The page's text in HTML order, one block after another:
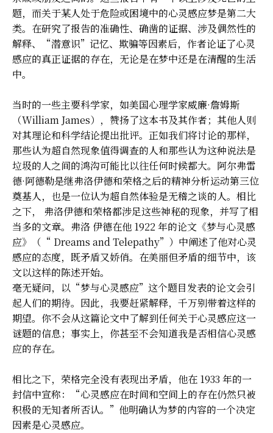
题，而关于某人处于危险或困境中的心灵感应梦是第二大
类。在研究了报告的准确性、确凿的证据、涉及偶然性的
解释、“潜意识”记忆、欺骗等因素后，作者论证了心灵
感应的真正证据的存在，无论是在梦中还是在清醒的生活
中。
当时的一些主要科学家，如美国心理学家威廉·詹姆斯
（William James），赞扬了这本书及其作者；其他人则
对其理论和科学结论提出批评。正如我们将讨论的那样，
那些认为超自然现象值得调查的人和那些认为这种说法是
垃圾的人之间的鸿沟可能比以往任何时候都大。阿尔弗雷
德·阿德勒是继弗洛伊德和荣格之后的精神分析运动第三位
奠基人，也是一位认为超自然体验是无稽之谈的人。相比
之下， 弗洛伊德和荣格都涉足这些神秘的现象，并写了相
当多的文章。弗洛 伊德在他 1922 年的论文《梦与心灵感
应》（“ Dreams and Telepathy”）中阐述了他对心灵
感应的态度，既矛盾又娇俏。在美丽但矛盾的细节中，该
文以这样的陈述开始。
毫无疑问，以“梦与心灵感应”这个题目发表的论文会引
起人们的期待。因此，我要赶紧解释，千万别带着这样的
期望。你不会从这篇论文中了解到任何关于心灵感应这一
谜题的信息；事实上，你甚至不会知道我是否相信心灵感
应的存在。
相比之下，荣格完全没有表现出矛盾，他在 1933 年的一
封信中宣称：“心灵感应在时间和空间上的存在仍然只被
积极的无知者所否认。”他明确认为梦的内容的一个决定
因素是心灵感应。